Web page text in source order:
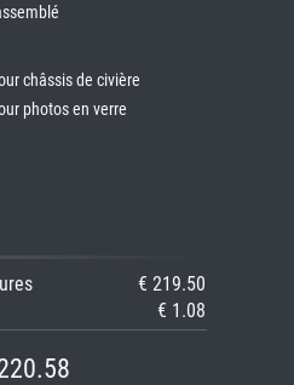
châssis de civière
photos en verre
€ 219.50
€ 1.08